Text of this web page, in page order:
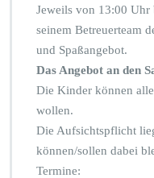
Jeweils von 13:00
seinem Betreuerteam
und Spaßangebot.
Das Angebot an den
Die Kinder können
wollen.
Die Aufsichtspflicht
können/sollen dabei
Termine: